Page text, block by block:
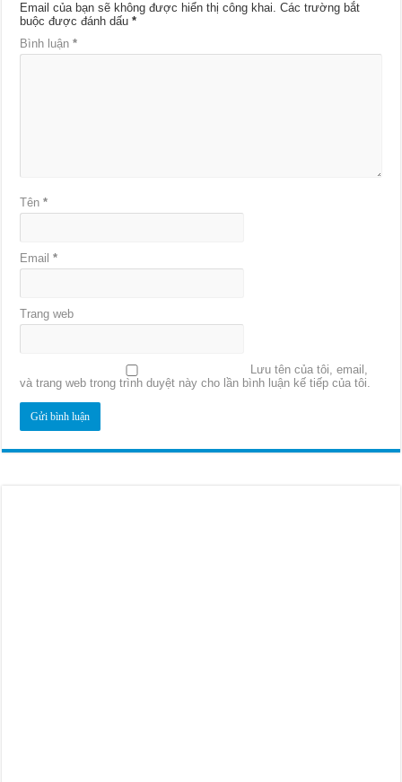
Email của bạn sẽ không được hiển thị công khai. Các trường bắt
buộc được đánh dấu*
Bình luận*
Tên*
Email*
Trang web
Lưu tên của tôi, email,
và trang web trong trình duyệt này cho lần bình luận kế tiếp của tôi.